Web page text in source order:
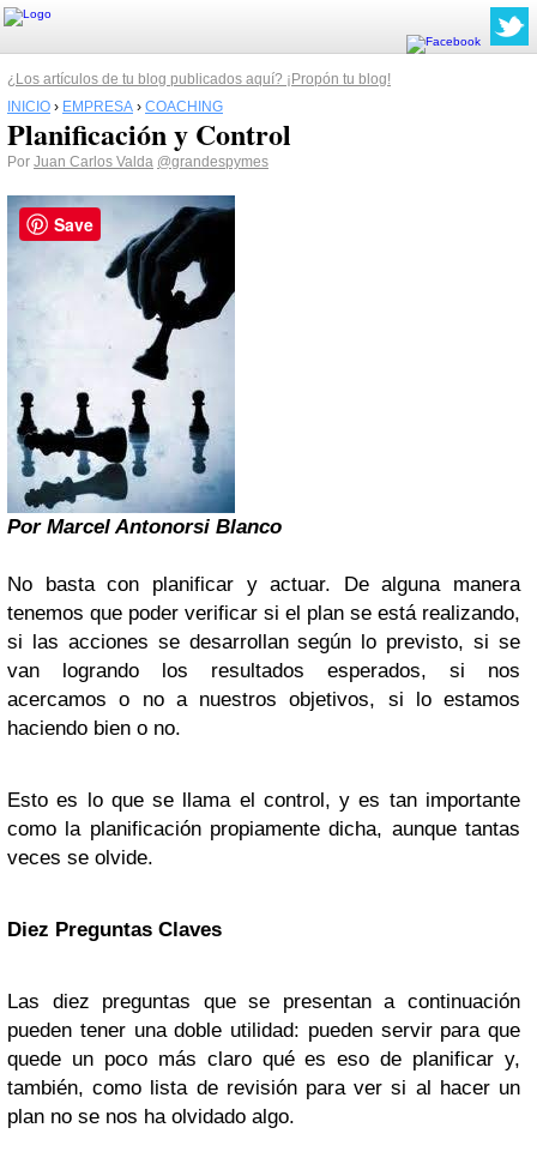
¿Los artículos de tu blog publicados aquí? ¡Propón tu blog!
INICIO › EMPRESA › COACHING
Planificación y Control
Por Juan Carlos Valda @grandespymes
Por Marcel Antonorsi Blanco
No basta con planificar y actuar. De alguna manera
tenemos que poder verificar si el plan se está realizando,
si las acciones se desarrollan según lo previsto, si se
van logrando los resultados esperados, si nos
acercamos o no a nuestros objetivos, si lo estamos
haciendo bien o no.
Esto es lo que se llama el control, y es tan importante
como la planificación propiamente dicha, aunque tantas
veces se olvide.
Diez Preguntas Claves
Las diez preguntas que se presentan a continuación
pueden tener una doble utilidad: pueden servir para que
quede un poco más claro qué es eso de planificar y,
también, como lista de revisión para ver si al hacer un
plan no se nos ha olvidado algo.
Save